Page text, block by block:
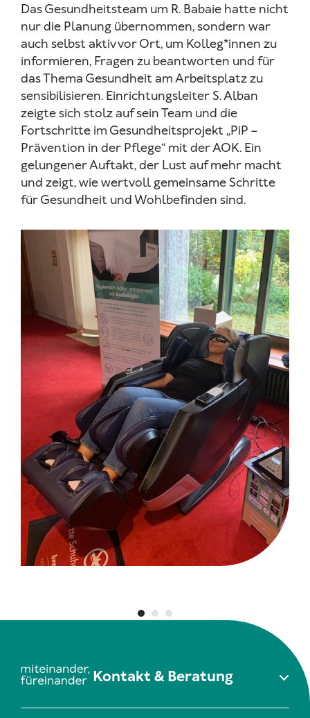
Das Gesundheitsteam um R. Babaie hatte nicht
nur die Planung übernommen, sondern war
auch selbst aktiv vor Ort, um Kolleg*innen zu
informieren, Fragen zu beantworten und für
das Thema Gesundheit am Arbeitsplatz zu
sensibilisieren. Einrichtungsleiter S. Alban
zeigte sich stolz auf sein Team und die
Fortschritte im Gesundheitsprojekt „PiP –
Prävention in der Pflege“ mit der AOK. Ein
gelungener Auftakt, der Lust auf mehr macht
und zeigt, wie wertvoll gemeinsame Schritte
für Gesundheit und Wohlbefinden sind.
Kontakt & Beratung